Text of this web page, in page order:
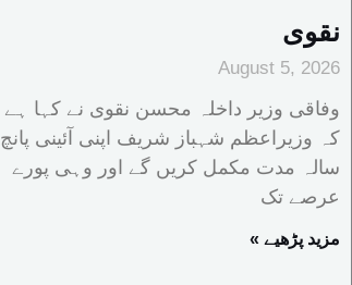
نقوی
August 5, 2026
وفاقی وزیر داخلہ محسن نقوی نے کہا ہے
کہ وزیراعظم شہباز شریف اپنی آئینی پانچ
سالہ مدت مکمل کریں گے اور وہی پورے
عرصے تک
« مزید پڑھیے